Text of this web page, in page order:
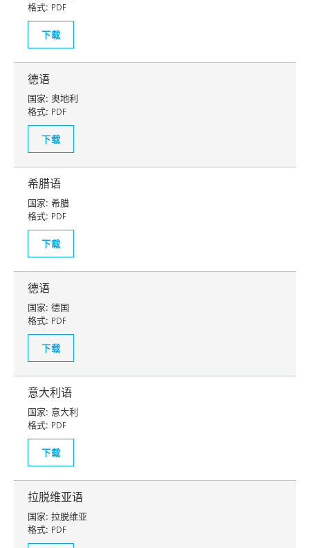
格式: PDF
下载
德语
国家: 奥地利
格式: PDF
下载
希腊语
国家: 希腊
格式: PDF
下载
德语
国家: 德国
格式: PDF
下载
意大利语
国家: 意大利
格式: PDF
下载
拉脱维亚语
国家: 拉脱维亚
格式: PDF